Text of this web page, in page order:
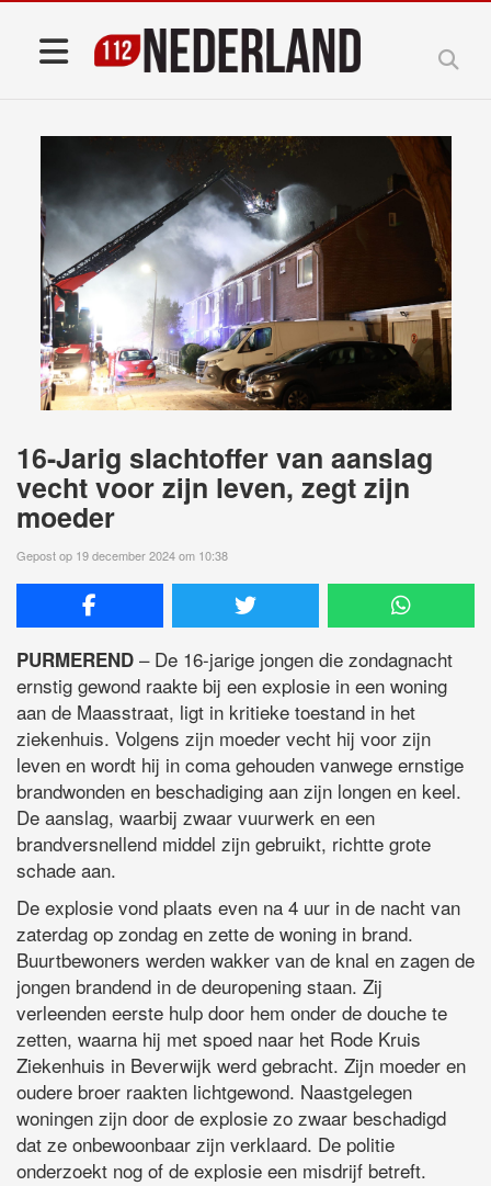
16-Jarig slachtoffer van aanslag
vecht voor zijn leven, zegt zijn
moeder
Gepost op 19 december 2024 om 10:38
PURMEREND – De 16-jarige jongen die zondagnacht
ernstig gewond raakte bij een explosie in een woning
aan de Maasstraat, ligt in kritieke toestand in het
ziekenhuis. Volgens zijn moeder vecht hij voor zijn
leven en wordt hij in coma gehouden vanwege ernstige
brandwonden en beschadiging aan zijn longen en keel.
De aanslag, waarbij zwaar vuurwerk en een
brandversnellend middel zijn gebruikt, richtte grote
schade aan.
De explosie vond plaats even na 4 uur in de nacht van
zaterdag op zondag en zette de woning in brand.
Buurtbewoners werden wakker van de knal en zagen de
jongen brandend in de deuropening staan. Zij
verleenden eerste hulp door hem onder de douche te
zetten, waarna hij met spoed naar het Rode Kruis
Ziekenhuis in Beverwijk werd gebracht. Zijn moeder en
oudere broer raakten lichtgewond. Naastgelegen
woningen zijn door de explosie zo zwaar beschadigd
dat ze onbewoonbaar zijn verklaard. De politie
onderzoekt nog of de explosie een misdrijf betreft.